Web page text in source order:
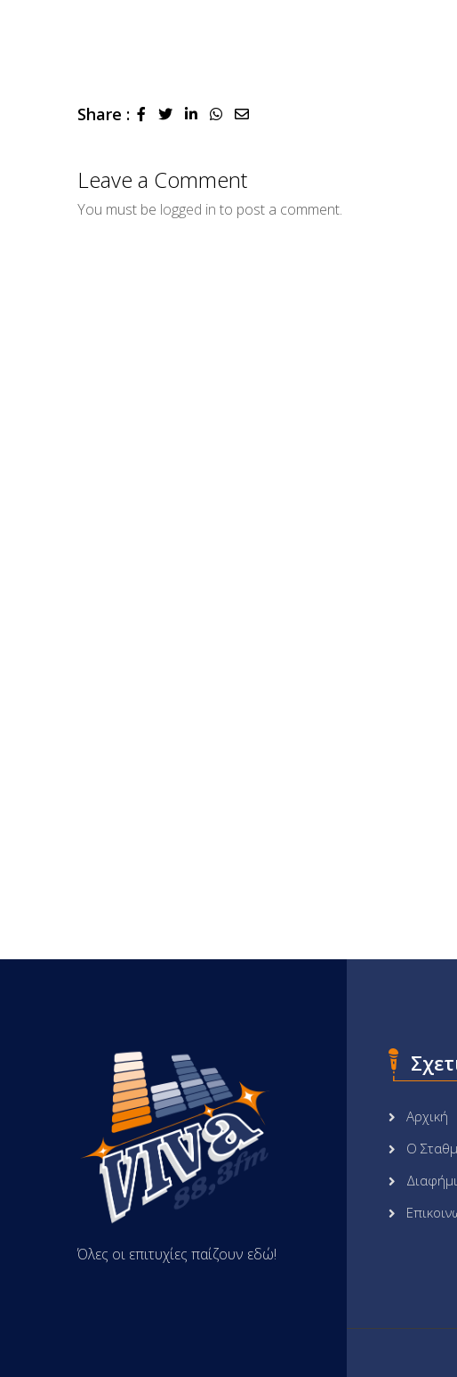
Share : LinkedInWhatsapp
Share
Leave a Comment
You must be logged in to post a comment.
Όλες οι επιτυχίες παίζουν εδώ!
Αρχική
Ο